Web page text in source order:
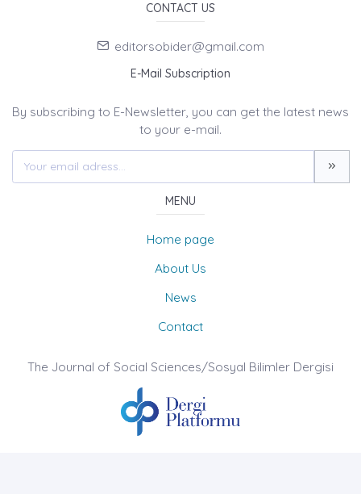
CONTACT US
editorsobider@gmail.com
E-Mail Subscription
By subscribing to E-Newsletter, you can get the latest news
to your e-mail.
MENU
Home page
About Us
News
Contact
The Journal of Social Sciences/Sosyal Bilimler Dergisi